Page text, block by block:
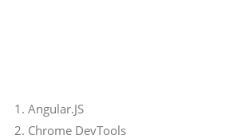
Angular.JS
Chrome DevTools